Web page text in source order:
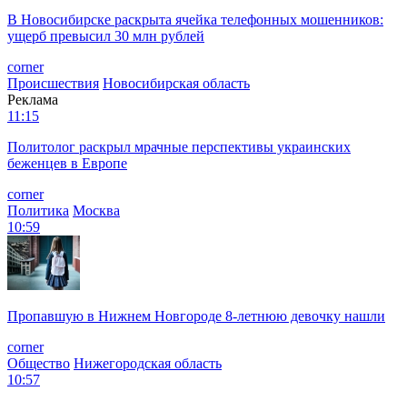
В Новосибирске раскрыта ячейка телефонных мошенников:
ущерб превысил 30 млн рублей
corner
Происшествия Новосибирская область
Реклама
11:15
Политолог раскрыл мрачные перспективы украинских
беженцев в Европе
corner
Политика Москва
10:59
Пропавшую в Нижнем Новгороде 8-летнюю девочку нашли
corner
Общество Нижегородская область
10:57